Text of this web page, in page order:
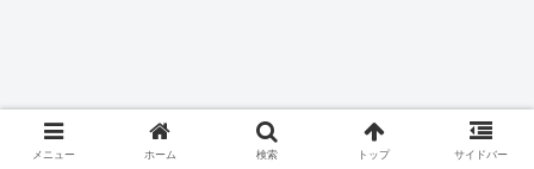
メニュー ホーム 検索 トップ サイドバー